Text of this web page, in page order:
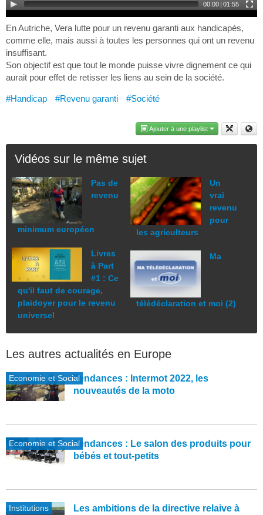
00:00 | 01:55
En Autriche, Vera lutte pour un revenu garanti aux handicapés,
comme elle, mais aussi à toutes les personnes qui ont un revenu
insuffisant.
Son objectif est que tout le monde puisse vivre dignement ce qui
aurait pour effet de retisser les liens au sein de la société.
#Handicap #Revenu garanti #Société
Ajouter à une playlist
Vidéos sur le même sujet
Pas de
revenu
minimum européen
Livres
à Part
#1 : Ce
qu'il faut de courage,
plaidoyer pour le revenu
universel
Un
vrai
revenu
pour
les agriculteurs
Ma
télédéclaration et moi (2)
Les autres actualités en Europe
Economie et SocialTendances : Intermot 2022, les
nouveautés de la moto
Economie et SocialTendances : Le salon des produits pour
bébés et tout-petits
Institutions
Les ambitions de la directive relaive à